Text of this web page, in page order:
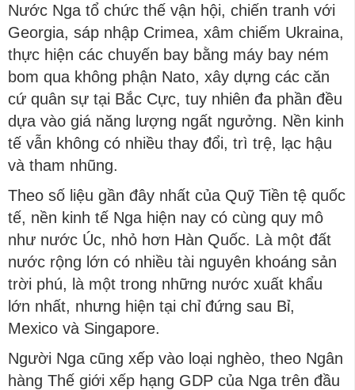
Nước Nga tổ chức thế vận hội, chiến tranh với
Georgia, sáp nhập Crimea, xâm chiếm Ukraina,
thực hiện các chuyến bay bằng máy bay ném
bom qua không phận Nato, xây dựng các căn
cứ quân sự tại Bắc Cực, tuy nhiên đa phần đều
dựa vào giá năng lượng ngất ngưởng. Nền kinh
tế vẫn không có nhiều thay đổi, trì trệ, lạc hậu
và tham nhũng.
Theo số liệu gần đây nhất của Quỹ Tiền tệ quốc
tế, nền kinh tế Nga hiện nay có cùng quy mô
như nước Úc, nhỏ hơn Hàn Quốc. Là một đất
nước rộng lớn có nhiều tài nguyên khoáng sản
trời phú, là một trong những nước xuất khẩu
lớn nhất, nhưng hiện tại chỉ đứng sau Bỉ,
Mexico và Singapore.
Người Nga cũng xếp vào loại nghèo, theo Ngân
hàng Thế giới xếp hạng GDP của Nga trên đầu